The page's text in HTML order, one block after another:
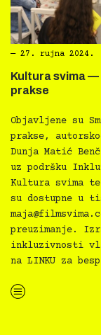
― 27. rujna 2024.
Kultura svima —
prakse
Objavljene su
prakse,
Dunja Matić
uz podršku
Kultura svima
su dostupne u
preuzimanje.
inkluzivnosti
na LINKU za
“Kultura svima — Smjernice za inkluzivne kulturne prakse”